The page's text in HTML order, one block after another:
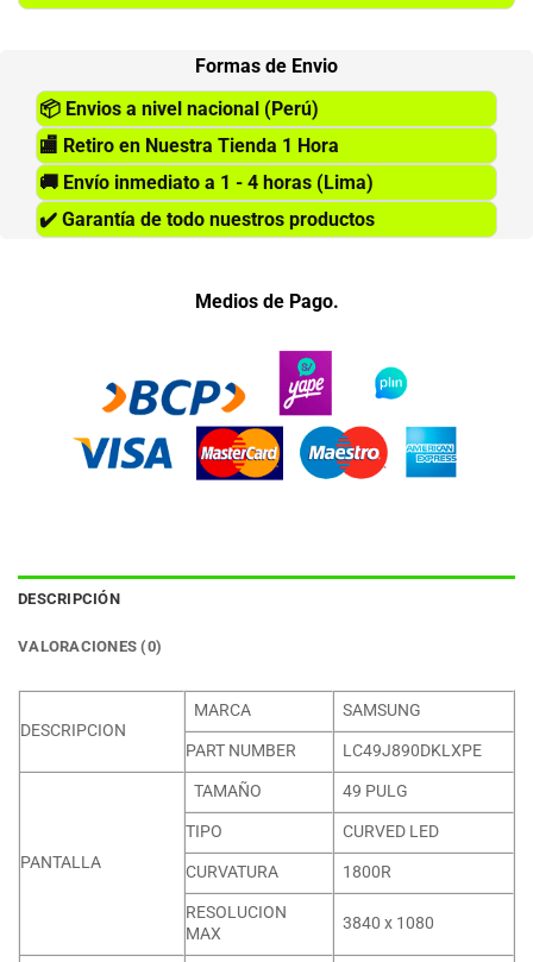
Formas de Envio
📦 Envios a nivel nacional (Perú)
🏬 Retiro en Nuestra Tienda 1 Hora
🚚 Envío inmediato a 1 - 4 horas (Lima)
✔️ Garantía de todo nuestros productos
Medios de Pago.
DESCRIPCIÓN
VALORACIONES (0)
DESCRIPCION
MARCA
SAMSUNG
PART NUMBER
LC49J890DKLXPE
PANTALLA
TAMAÑO
49 PULG
TIPO
CURVED LED
CURVATURA
1800R
RESOLUCION
MAX
3840 x 1080